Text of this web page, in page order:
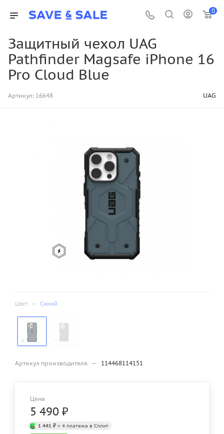
0
Защитный чехол UAG
Pathfinder Magsafe iPhone 16
Pro Cloud Blue
Артикул: 16648 UAG
Цвет — Синий
Артикул производителя — 114468114151
Цена
5 490 ₽
1 441 ₽ × 4 платежа в Сплит